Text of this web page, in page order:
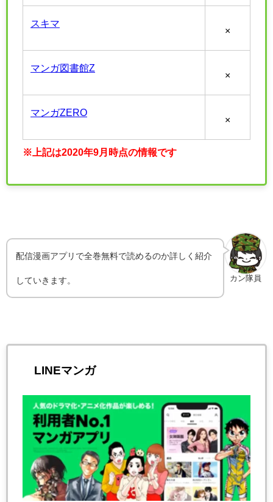
スキマ
×
マンガ図書館Z
×
マンガZERO
×
※上記は2020年9月時点の情報です
カン隊員
配信漫画アプリで全巻無料で読めるのか詳しく紹介
していきます。
LINEマンガ